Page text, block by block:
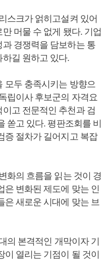
스크가 얽히고설켜 있어
머물 수 없게 됐다. 기업
경쟁력을 담보하는 통
길 원하고 있다.
모두 충족시키는 방향으
립이사 후보군의 자격요
고 전문적인 추천과 검
쏟고 있다. 평판조회를 비
증 절차가 길어지고 복잡
화의 흐름을 읽는 것이 경
은 변화된 제도에 맞는 인
은 새로운 시대에 맞는 브
의 본격적인 개막이자 기
열리는 기점이 될 것이